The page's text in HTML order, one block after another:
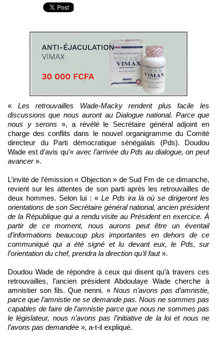
« Les retrouvailles Wade-Macky rendent plus facile les
discussions que nous auront au Dialogue national. Parce que
nous y serons», a révélé le Secrétaire général adjoint en
charge des conflits dans le nouvel organigramme du Comité
directeur du Parti démocratique sénégalais (Pds). Doudou
Wade est d’avis qu’« avec l’arrivée du Pds au dialogue, on peut
avancer».
L’invité de l’émission « Objection » de Sud Fm de ce dimanche,
revient sur les attentes de son parti après les retrouvailles de
deux hommes. Selon lui : «Le Pds ira là où se dirigeront les
orientations de son Secrétaire général national, ancien président
de la République qui a rendu visite au Président en exercice. À
partir de ce moment, nous aurons peut être un éventail
d’informations beaucoup plus importantes en dehors de ce
communiqué qui a été signé et lu devant eux, le Pds, sur
l’orientation du chef, prendra la direction qu’il faut».
Doudou Wade de répondre à ceux qui disent qu’à travers ces
retrouvailles, l’ancien président Abdoulaye Wade cherche à
amnistier son fils. Que nenni. « Nous n’avons pas d’amnistie,
parce que l’amnistie ne se demande pas. Nous ne sommes pas
capables de faire de l’amnistie parce que nous ne sommes pas
le législateur, nous n’avons pas l’initiative de la loi et nous ne
l’avons pas demandée », a-t-il expliqué.